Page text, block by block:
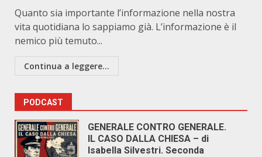
Quanto sia importante l’informazione nella nostra
vita quotidiana lo sappiamo già. L’informazione è il
nemico più temuto...
Continua a leggere...
PODCAST
GENERALE CONTRO GENERALE.
IL CASO DALLA CHIESA – di
Isabella Silvestri. Seconda